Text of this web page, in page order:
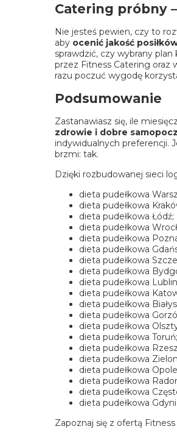
Catering próbny
Nie jesteś pewien, czy to
aby ocenić jakość
sprawdzić, czy wybrany
przez Fitness Catering oraz
razu poczuć wygodę
Podsumowanie
Zastanawiasz się, ile
zdrowie i dobre
indywidualnych preferencji.
brzmi: tak.
Dzięki rozbudowanej sieci
dieta pudełkowa
dieta pudełkowa
dieta pudełkowa Łódź;
dieta pudełkowa
dieta pudełkowa
dieta pudełkowa
dieta pudełkowa
dieta pudełkowa
dieta pudełkowa Lublin
dieta pudełkowa
dieta pudełkowa
dieta pudełkowa
dieta pudełkowa
dieta pudełkowa Toruń;
dieta pudełkowa
dieta pudełkowa
dieta pudełkowa Opole
dieta pudełkowa
dieta pudełkowa
dieta pudełkowa
Zapoznaj się z ofertą